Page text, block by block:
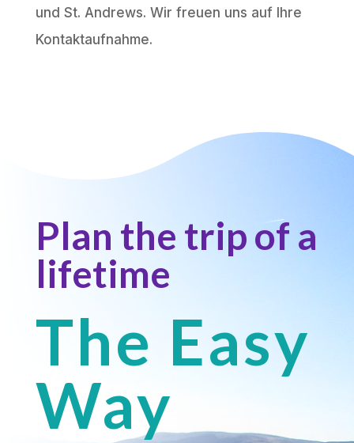
und St. Andrews. Wir freuen uns auf Ihre
Kontaktaufnahme.
Plan the trip of a
lifetime
The Easy
Way